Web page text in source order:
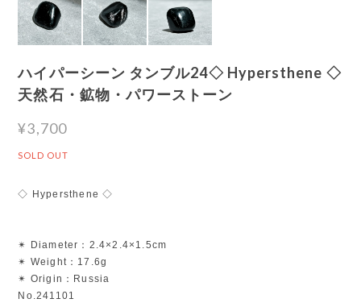
ハイパーシーン タンブル24◇ Hypersthene ◇
天然石・鉱物・パワーストーン
¥3,700
SOLD OUT
◇ Hypersthene ◇
✴︎ Diameter：2.4×2.4×1.5cm
✴︎ Weight：17.6g
✴︎ Origin：Russia
No.241101